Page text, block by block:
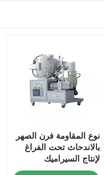
نوع المقاومة فرن الصهر
بالاندحاث تحت الفراغ
لإنتاج السيراميك